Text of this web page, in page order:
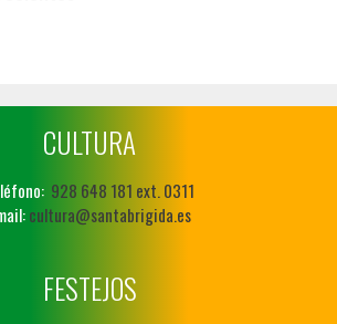
CULTURA
928 648 181 ext. 0311
cultura@santabrigida.es
FESTEJOS